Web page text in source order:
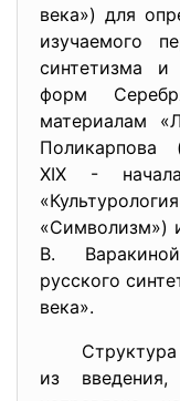
века») для
изучаемого
синтетизма и
форм
материалам
Поликарпова
XIX -
«Символизм»)
В.
русского
века».
Структура
из